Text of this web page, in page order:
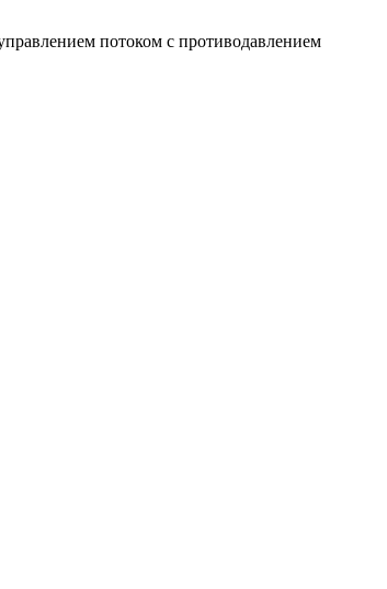
потоком с противодавлением